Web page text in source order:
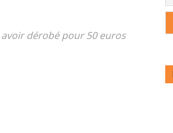
dérobé pour 50 euros